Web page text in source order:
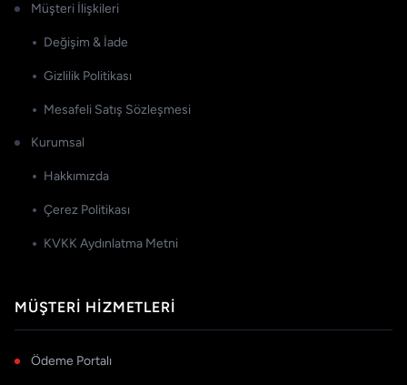
Müşteri İlişkileri
Değişim & İade
Gizlilik Politikası
Mesafeli Satış Sözleşmesi
Kurumsal
Hakkımızda
Çerez Politikası
KVKK Aydınlatma Metni
MÜŞTERI HIZMETLERI
Ödeme Portalı